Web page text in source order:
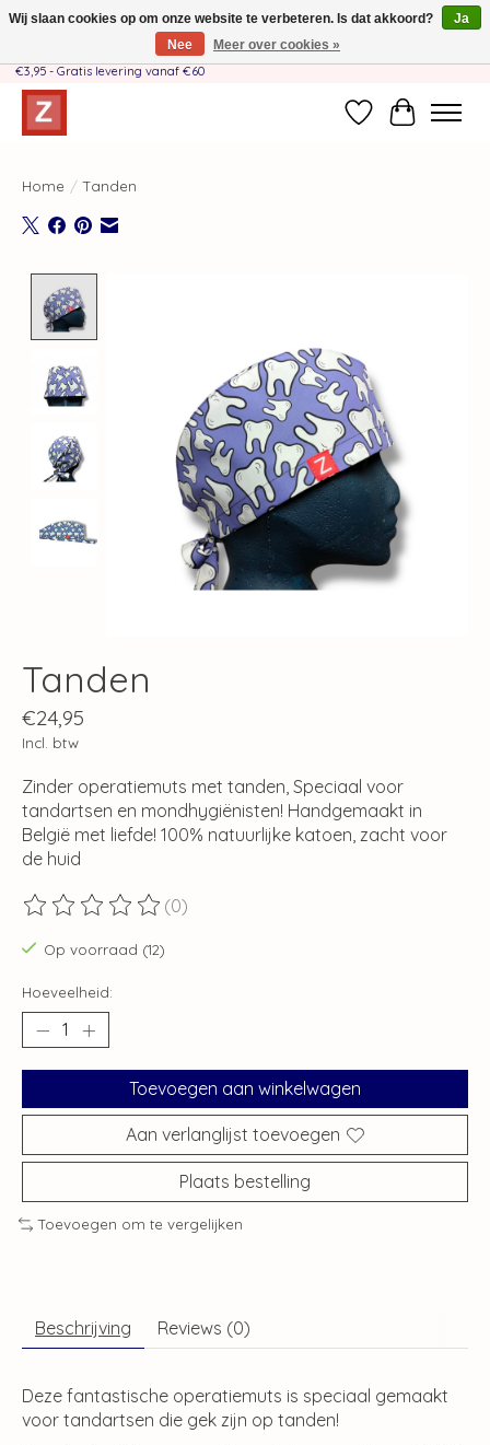
Handgemaakt door moeder-dochterteam❤️ - Verzendkosten BE & NL SLECHTS
€3,95 - Gratis levering vanaf €60
Verlanglijst
Home / Tanden
Tanden
€24,95
Incl. btw
Zinder operatiemuts met tanden, Speciaal voor
tandartsen en mondhygiënisten! Handgemaakt in
België met liefde! 100% natuurlijke katoen, zacht voor
de huid
De beoordeling van dit product is
(0)
Op voorraad (12)
Hoeveelheid:
Toevoegen aan winkelwagen
Aan verlanglijst toevoegen
Plaats bestelling
Toevoegen om te vergelijken
Beschrijving Reviews (0)
Deze fantastische operatiemuts is speciaal gemaakt
voor tandartsen die gek zijn op tanden!
Wij slaan cookies op om onze website te verbeteren. Is dat akkoord?
Ja
Nee
Meer over cookies »